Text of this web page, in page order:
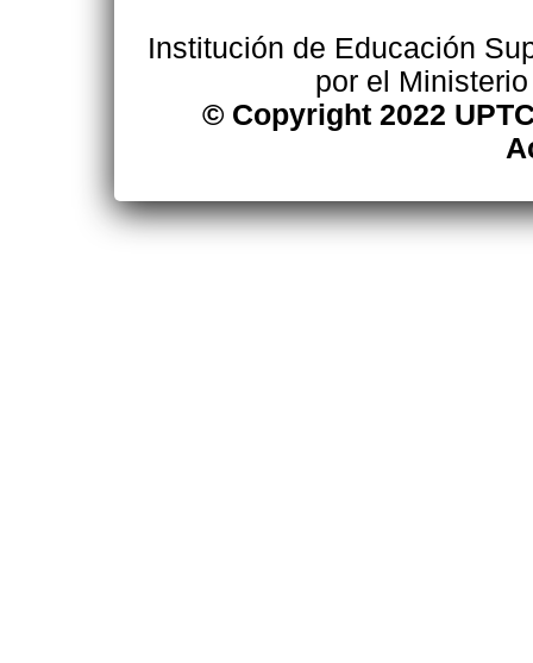
Institución de Educación
por el
© Copyright 2022